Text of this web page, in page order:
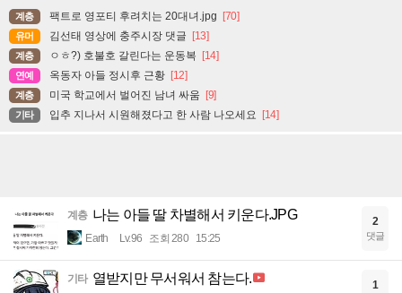
계층 팩트로 영포티 후려치는 20대녀.jpg [70]
유머 김선태 영상에 충주시장 댓글 [13]
계층 ㅇㅎ?) 호불호 갈린다는 운동복 [14]
연예 옥동자 아들 정시후 근황 [12]
계층 미국 학교에서 벌어진 남녀 싸움 [9]
기타 입추 지나서 시원해졌다고 한 사람 나오세요 [14]
계층 나는 아들 딸 차별해서 키운다.JPG
Earth Lv.96 조회 280 15:25
2
댓글
기타 열받지만 무서워서 참는다. 1